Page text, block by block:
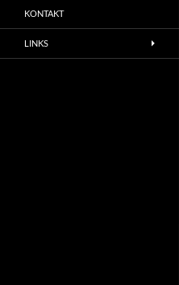
KONTAKT
LINKS